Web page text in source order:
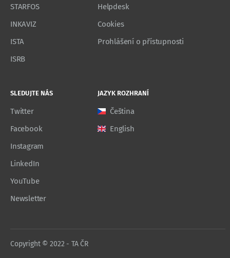
STARFOS
INKAVIZ
ISTA
ISRB
Helpdesk
Cookies
Prohlášení o přístupnosti
SLEDUJTE NÁS
Twitter
Facebook
Instagram
LinkedIn
YouTube
Newsletter
JAZYK ROZHRANÍ
Čeština
English
Copyright © 2022 - TA ČR